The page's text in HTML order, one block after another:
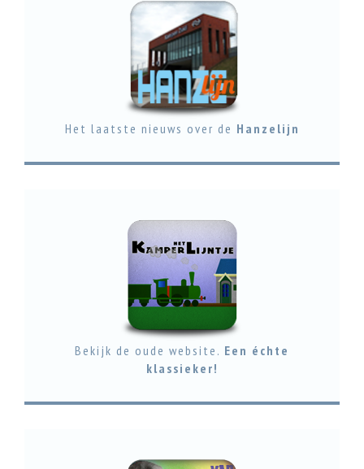
Het laatste nieuws over de Hanzelijn
Bekijk de oude website. Een échte
klassieker!